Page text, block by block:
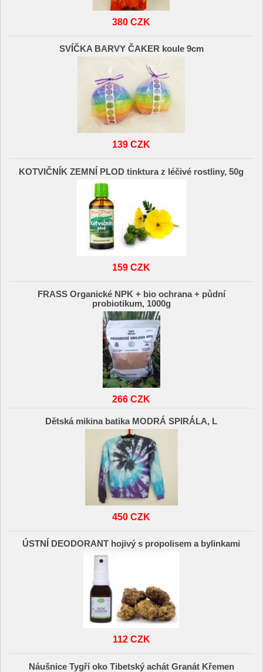
380 CZK
SVÍČKA BARVY ČAKER koule 9cm
139 CZK
KOTVIČNÍK ZEMNÍ PLOD tinktura z léčivé rostliny, 50g
159 CZK
FRASS Organické NPK + bio ochrana + půdní
probiotikum, 1000g
266 CZK
Dětská mikina batika MODRÁ SPIRÁLA, L
450 CZK
ÚSTNÍ DEODORANT hojivý s propolisem a bylinkami
112 CZK
Náušnice Tygří oko Tibetský achát Granát Křemen